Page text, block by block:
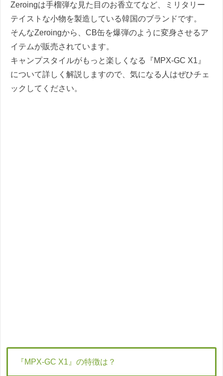
Zeroingは手榴弾な見た目のお香立てなど、ミリタリー
テイストな小物を製造している韓国のブランドです。
そんなZeroingから、CB缶を爆弾のように変身させるア
イテムが販売されています。
キャンプスタイルがもっと楽しくなる『MPX-GC X1』
について詳しく解説しますので、気になる人はぜひチェ
ックしてください。
『MPX-GC X1』の特徴は？